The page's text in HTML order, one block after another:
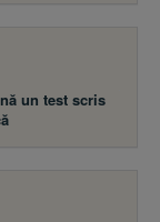
un test scris